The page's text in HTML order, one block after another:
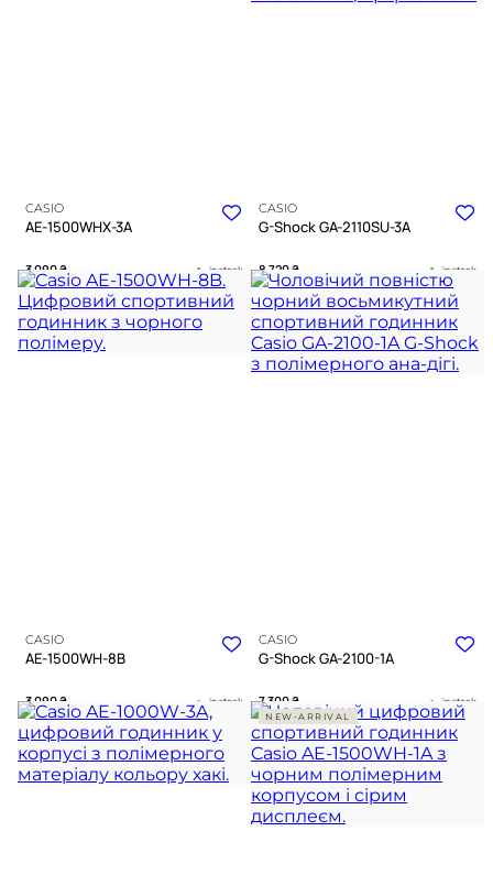
CASIO
AE-1500WHX-3A
3 090₴ in stock
Функціональна міць у корпусі
відтінку мілітарі
TIMELESS COLLECTION
CASIO
G-Shock GA-2110SU-3A
8 720₴ in stock
Прихована сила в тактичних
оливкових тонах
G-SHOCK COLLECTION
CASIO
AE-1500WH-8B
3 090₴ in stock
Брутальна міць у відтінках
деревного вугілля
TIMELESS COLLECTION
CASIO
G-Shock GA-2100-1A
7 300₴ in stock
Восьмикутна тінь із незламним
карбоновим серцем
G-SHOCK COLLECTION
NEW-ARRIVAL